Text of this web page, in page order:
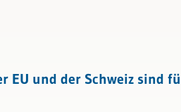
EU und der Schweiz sind